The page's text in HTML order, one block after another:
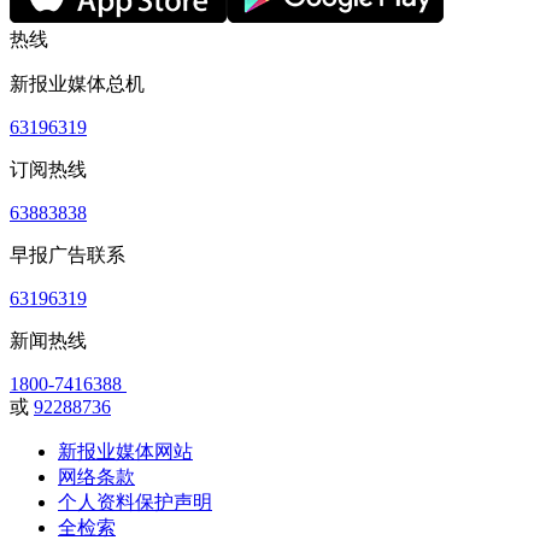
热线
新报业媒体总机
63196319
订阅热线
63883838
早报广告联系
63196319
新闻热线
1800-7416388
或 92288736
新报业媒体网站
网络条款
个人资料保护声明
全检索